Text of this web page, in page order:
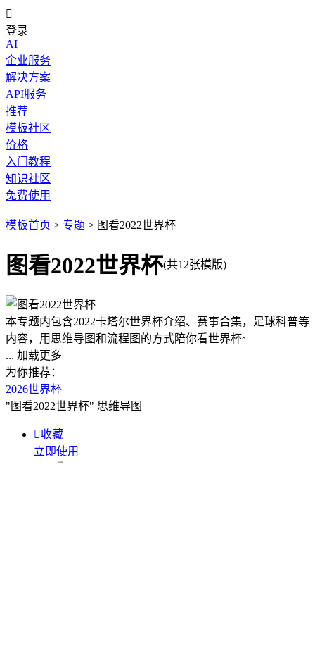

登录
AI
企业服务
解决方案
API服务
推荐
模板社区
价格
入门教程
知识社区
免费使用
模板首页 > 专题 > 图看2022世界杯
图看2022世界杯(共12张模版)
本专题内包含2022卡塔尔世界杯介绍、赛事合集，足球科普等
内容，用思维导图和流程图的方式陪你看世界杯~
... 加载更多
为你推荐：
2026世界杯
"图看2022世界杯" 思维导图
收藏
立即使用